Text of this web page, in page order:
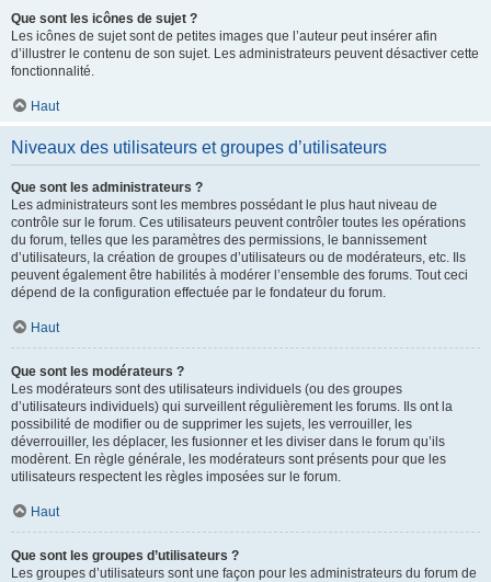
Que sont les icônes de sujet ?
Les icônes de sujet sont de petites images que l’auteur peut insérer afin
d’illustrer le contenu de son sujet. Les administrateurs peuvent désactiver cette
fonctionnalité.
Haut
Niveaux des utilisateurs et groupes d’utilisateurs
Que sont les administrateurs ?
Les administrateurs sont les membres possédant le plus haut niveau de
contrôle sur le forum. Ces utilisateurs peuvent contrôler toutes les opérations
du forum, telles que les paramètres des permissions, le bannissement
d’utilisateurs, la création de groupes d’utilisateurs ou de modérateurs, etc. Ils
peuvent également être habilités à modérer l’ensemble des forums. Tout ceci
dépend de la configuration effectuée par le fondateur du forum.
Haut
Que sont les modérateurs ?
Les modérateurs sont des utilisateurs individuels (ou des groupes
d’utilisateurs individuels) qui surveillent régulièrement les forums. Ils ont la
possibilité de modifier ou de supprimer les sujets, les verrouiller, les
déverrouiller, les déplacer, les fusionner et les diviser dans le forum qu’ils
modèrent. En règle générale, les modérateurs sont présents pour que les
utilisateurs respectent les règles imposées sur le forum.
Haut
Que sont les groupes d’utilisateurs ?
Les groupes d’utilisateurs sont une façon pour les administrateurs du forum de